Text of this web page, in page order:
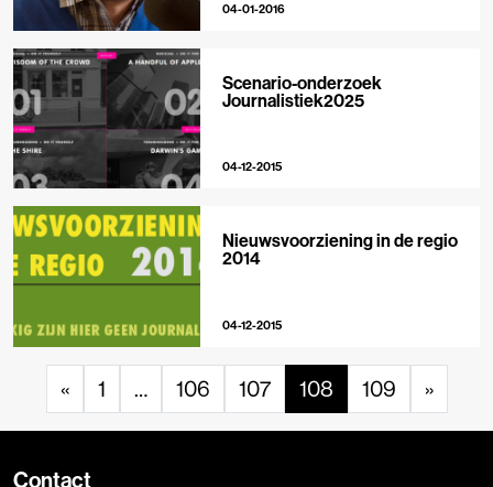
04-01-2016
Scenario-onderzoek
Journalistiek2025
04-12-2015
Nieuwsvoorziening in de regio
2014
04-12-2015
« 1 … 106 107 108 109 »
Contact